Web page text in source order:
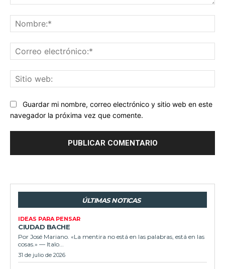
Guardar mi nombre, correo electrónico y sitio web en este
navegador la próxima vez que comente.
ÚLTIMAS NOTICAS
IDEAS PARA PENSAR
CIUDAD BACHE
Por José Mariano. «La mentira no está en las palabras, está en las
cosas.» — Italo...
31 de julio de 2026